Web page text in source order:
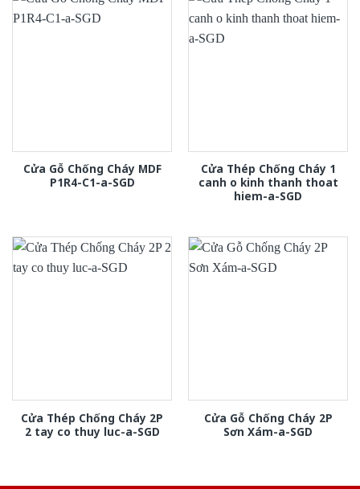
Cửa Gỗ Chống Cháy MDF
P1R4-C1-a-SGD
Cửa Thép Chống Cháy 1
canh o kinh thanh thoat
hiem-a-SGD
Cửa Thép Chống Cháy 2P
2 tay co thuy luc-a-SGD
Cửa Gỗ Chống Cháy 2P
Sơn Xám-a-SGD